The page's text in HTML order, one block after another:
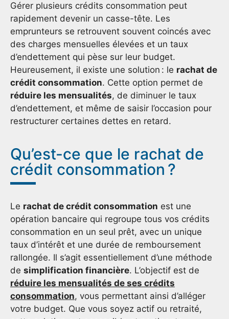
Gérer plusieurs crédits consommation peut
rapidement devenir un casse-tête. Les
emprunteurs se retrouvent souvent coincés avec
des charges mensuelles élevées et un taux
d’endettement qui pèse sur leur budget.
Heureusement, il existe une solution : le rachat de
crédit consommation. Cette option permet de
réduire les mensualités, de diminuer le taux
d’endettement, et même de saisir l’occasion pour
restructurer certaines dettes en retard.
Qu’est-ce que le rachat de
crédit consommation ?
Le rachat de crédit consommation est une
opération bancaire qui regroupe tous vos crédits
consommation en un seul prêt, avec un unique
taux d’intérêt et une durée de remboursement
rallongée. Il s’agit essentiellement d’une méthode
de simplification financière. L’objectif est de
réduire les mensualités de ses crédits
consommation, vous permettant ainsi d’alléger
votre budget. Que vous soyez actif ou retraité,